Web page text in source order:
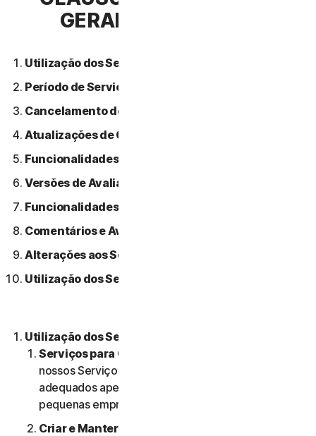
GERAIS DE SERVIÇO
Utilização dos Serviços.
Período de Serviço.
Cancelamento do Serviço.
Atualizações de Conteúdo.
Funcionalidades ou Conteúdos de Terceiros.
Versões de Avaliação Gratuitas.
Funcionalidades Beta.
Comentários e Avaliações.
Alterações aos Serviços.
Utilização dos Serviços Através de uma Rede.
Utilização dos Serviços.
Serviços para Consumidores ou Empresas
nossos Serviços para Consumidores são criados e
adequados apenas para consumidores e não para
pequenas empresas.
Criar e Manter uma Conta.